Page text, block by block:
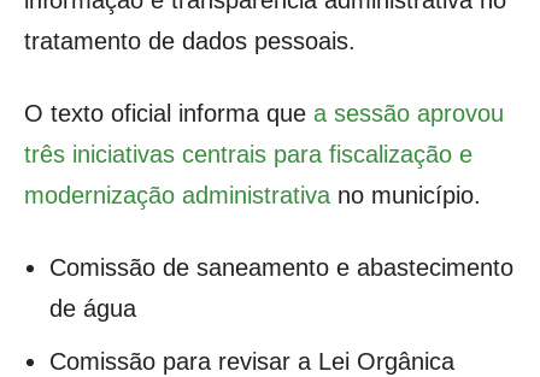
tratamento de dados pessoais.
O texto oficial informa que a sessão aprovou
três iniciativas centrais para fiscalização e
modernização administrativa no município.
Comissão de saneamento e abastecimento
de água
Comissão para revisar a Lei Orgânica